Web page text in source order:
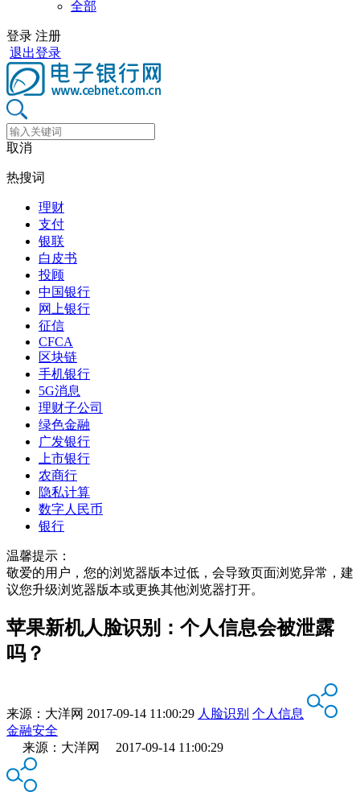
全部
登录 注册
退出登录
取消
热搜词
理财
支付
银联
白皮书
投顾
中国银行
网上银行
征信
CFCA
区块链
手机银行
5G消息
理财子公司
绿色金融
广发银行
上市银行
农商行
隐私计算
数字人民币
银行
温馨提示：
敬爱的用户，您的浏览器版本过低，会导致页面浏览异常，建
议您升级浏览器版本或更换其他浏览器打开。
苹果新机人脸识别：个人信息会被泄露
吗？
来源： 大洋网 2017-09-14 11:00:29 人脸识别 个人信息
金融安全
来源：大洋网 2017-09-14 11:00:29